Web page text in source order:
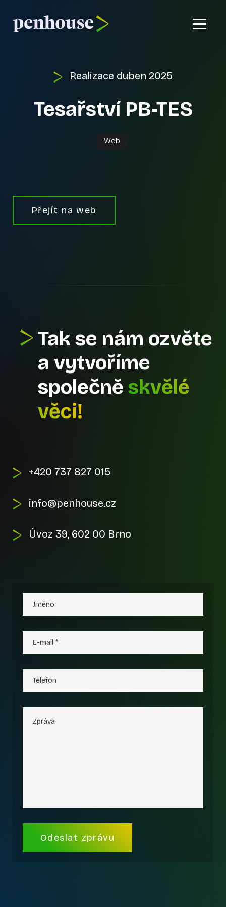
Co umíme?
Reference
Realizace duben 2025
Tesařství PB-TES
Web
Přejít na web
Tak se nám ozvěte
a vytvoříme
společně skvělé
věci!
+420 737 827 015
info@penhouse.cz
Úvoz 39, 602 00 Brno